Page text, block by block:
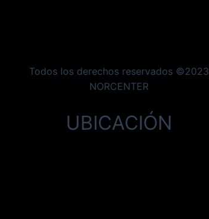
Todos los derechos reservados ©2023
NORCENTER
UBICACIÓN